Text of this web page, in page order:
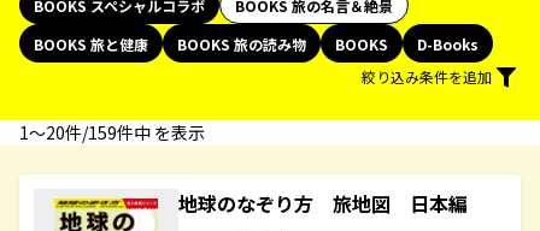
BOOKS スペシャルコラボ
BOOKS 旅の名言＆絶景
BOOKS 旅と健康
BOOKS 旅の読み物 BOOKS
D-Books
絞り込み条件を追加
1〜20件/159件中 を表示
地球のなぞり方 旅地図 日本編